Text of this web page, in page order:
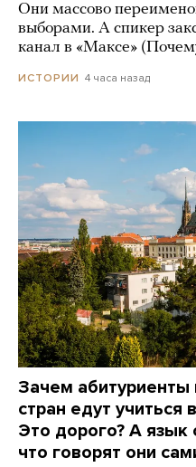
Они массово
выборами. А спикер
канал в «Максе»
ИСТОРИИ 4 часа назад
Зачем абитуриенты
стран едут
Это дорого? А язык
что говорят они